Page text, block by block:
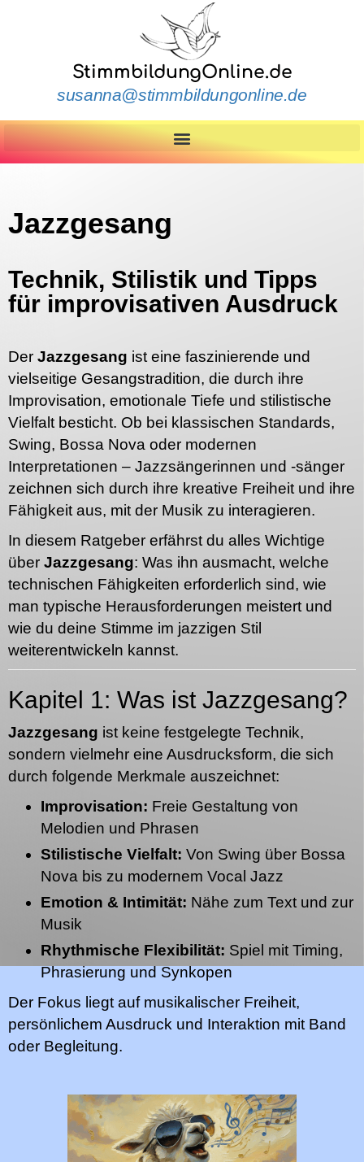
StimmbildungOnline.de
susanna@stimmbildungonline.de
Jazzgesang
Technik, Stilistik und Tipps
für improvisativen Ausdruck
Der Jazzgesang ist eine faszinierende und
vielseitige Gesangstradition, die durch ihre
Improvisation, emotionale Tiefe und stilistische
Vielfalt besticht. Ob bei klassischen Standards,
Swing, Bossa Nova oder modernen
Interpretationen – Jazzsängerinnen und -sänger
zeichnen sich durch ihre kreative Freiheit und ihre
Fähigkeit aus, mit der Musik zu interagieren.
In diesem Ratgeber erfährst du alles Wichtige
über Jazzgesang: Was ihn ausmacht, welche
technischen Fähigkeiten erforderlich sind, wie
man typische Herausforderungen meistert und
wie du deine Stimme im jazzigen Stil
weiterentwickeln kannst.
Kapitel 1: Was ist Jazzgesang?
Jazzgesang ist keine festgelegte Technik,
sondern vielmehr eine Ausdrucksform, die sich
durch folgende Merkmale auszeichnet:
Improvisation: Freie Gestaltung von
Melodien und Phrasen
Stilistische Vielfalt: Von Swing über Bossa
Nova bis zu modernem Vocal Jazz
Emotion & Intimität: Nähe zum Text und zur
Musik
Rhythmische Flexibilität: Spiel mit Timing,
Phrasierung und Synkopen
Der Fokus liegt auf musikalischer Freiheit,
persönlichem Ausdruck und Interaktion mit Band
oder Begleitung.